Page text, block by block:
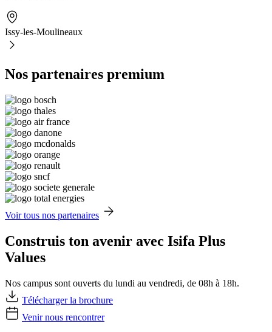
Issy-les-Moulineaux
Nos partenaires premium
Voir tous nos partenaires
Construis ton avenir avec Isifa Plus
Values
Nos campus sont ouverts du lundi au vendredi, de 08h à 18h.
Télécharger la brochure
Venir nous rencontrer